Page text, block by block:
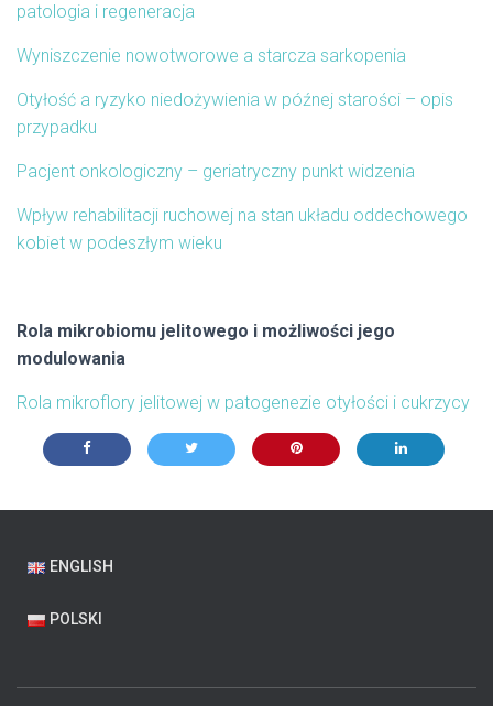
patologia i regeneracja
Wyniszczenie nowotworowe a starcza sarkopenia
Otyłość a ryzyko niedożywienia w późnej starości – opis
przypadku
Pacjent onkologiczny – geriatryczny punkt widzenia
Wpływ rehabilitacji ruchowej na stan układu oddechowego
kobiet w podeszłym wieku
Rola mikrobiomu jelitowego i możliwości jego
modulowania
Rola mikroflory jelitowej w patogenezie otyłości i cukrzycy
ENGLISH
POLSKI